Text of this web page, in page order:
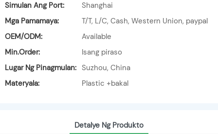
Simulan Ang Port:
Shanghai
Mga Pamamaya:
T/T, L/C, Cash, Western Union, paypal
OEM/ODM:
Available
Min.Order:
Isang piraso
Lugar Ng Pinagmulan: Suzhou, China
Materyala:
Plastic +bakal
Detalye Ng Produkto